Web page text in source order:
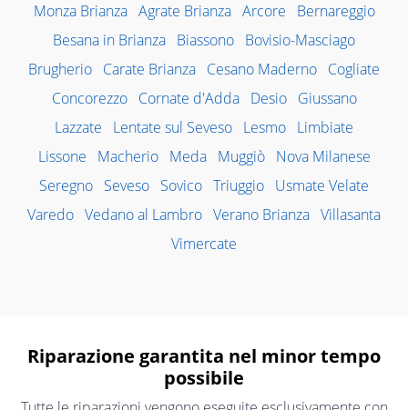
Monza Brianza Agrate Brianza Arcore
Bernareggio
Besana in Brianza Biassono Bovisio-Masciago
Brugherio Carate Brianza Cesano Maderno Cogliate
Concorezzo
Cornate d'Adda Desio
Giussano
Lazzate
Lentate sul Seveso Lesmo Limbiate
Lissone
Macherio Meda Muggiò
Nova Milanese
Seregno Seveso Sovico Triuggio Usmate Velate
Varedo Vedano al Lambro Verano Brianza Villasanta
Vimercate
Riparazione garantita nel minor tempo
possibile